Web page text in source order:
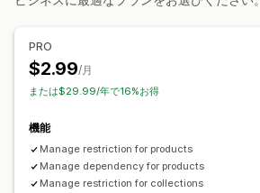
ポップアップ
PRO
$2.99/月
または$29.99/年で16%お得
機能
Manage restriction for products
Manage dependency for products
Manage restriction for collections